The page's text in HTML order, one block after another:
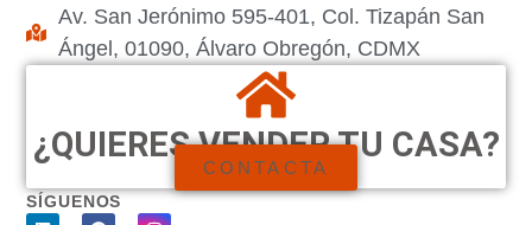
Av. San Jerónimo 595-401, Col. Tizapán San
Ángel, 01090, Álvaro Obregón, CDMX
¿QUIERES VENDER TU CASA?
CONTACTA
SÍGUENOS